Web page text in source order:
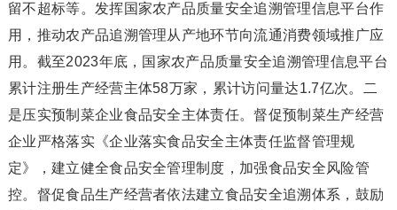
留不超标等。发挥国家农产品质量安全追溯管理信息平台作
用，推动农产品追溯管理从产地环节向流通消费领域推广应
用。截至2023年底，国家农产品质量安全追溯管理信息平台
累计注册生产经营主体58万家，累计访问量达1.7亿次。二
是压实预制菜企业食品安全主体责任。督促预制菜生产经营
企业严格落实《企业落实食品安全主体责任监督管理规
定》，建立健全食品安全管理制度，加强食品安全风险管
控。督促食品生产经营者依法建立食品安全追溯体系，鼓励